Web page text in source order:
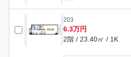
203
6.3万円
2階 / 23.40㎡ / 1K